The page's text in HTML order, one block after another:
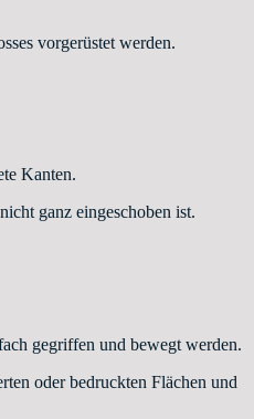
vorgerüstet werden.
Kanten.
ganz eingeschoben ist.
gegriffen und bewegt werden.
oder bedruckten Flächen und